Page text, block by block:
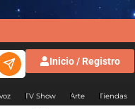
Inicio / Registro
TV Show Arte Tiendas